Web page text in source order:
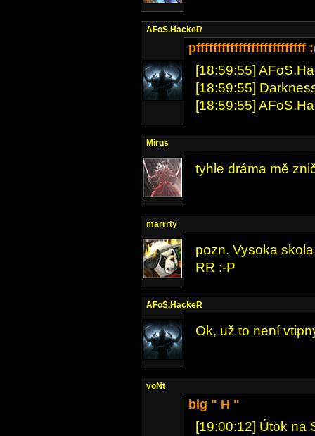
AFoS.HackeR
pffffffffffffffffffffffffff
[18:59:55]
[18:59:55]
[18:59:55]
Mirus
tyhle dráma mě
marrrty
pozn. Vysoka
RR :-P
AFoS.HackeR
Ok, už to není
voNt
big " H "
[19:00:12] Útok na